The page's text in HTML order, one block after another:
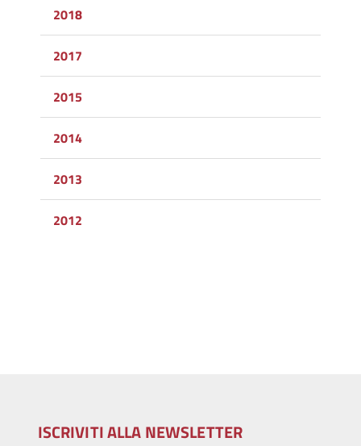
2018
2017
2015
2014
2013
2012
ISCRIVITI ALLA NEWSLETTER